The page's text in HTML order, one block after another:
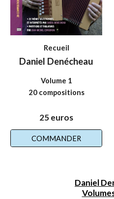
Recueil
Daniel Denécheau
Volume 1
20 compositions
25 euros
COMMANDER
Daniel